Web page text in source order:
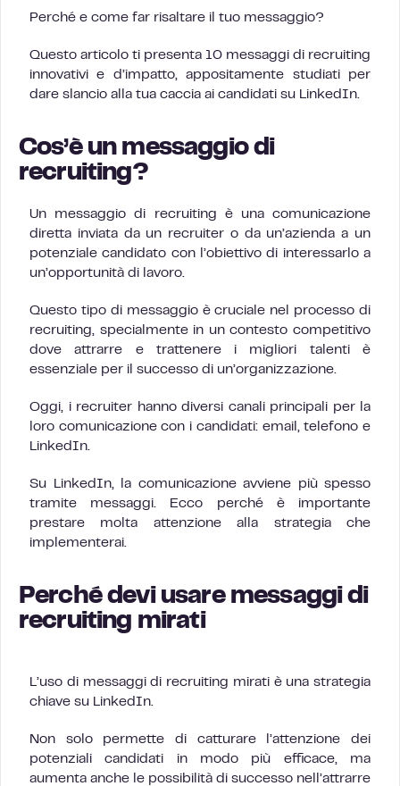
Perché e come far risaltare il tuo messaggio?
Questo articolo ti presenta 10 messaggi di recruiting
innovativi e d’impatto, appositamente studiati per
dare slancio alla tua caccia ai candidati su LinkedIn.
Cos’è un messaggio di
recruiting?
Un messaggio di recruiting è una comunicazione
diretta inviata da un recruiter o da un’azienda a un
potenziale candidato con l’obiettivo di interessarlo a
un’opportunità di lavoro.
Questo tipo di messaggio è cruciale nel processo di
recruiting, specialmente in un contesto competitivo
dove attrarre e trattenere i migliori talenti è
essenziale per il successo di un’organizzazione.
Oggi, i recruiter hanno diversi canali principali per la
loro comunicazione con i candidati: email, telefono e
LinkedIn.
Su LinkedIn, la comunicazione avviene più spesso
tramite messaggi. Ecco perché è importante
prestare molta attenzione alla strategia che
implementerai.
Perché devi usare messaggi di
recruiting mirati
L’uso di messaggi di recruiting mirati è una strategia
chiave su LinkedIn.
Non solo permette di catturare l’attenzione dei
potenziali candidati in modo più efficace, ma
aumenta anche le possibilità di successo nell’attrarre